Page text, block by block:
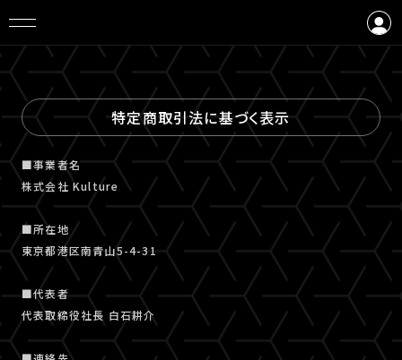
会員登録
特定商取引法に基づく表示
■事業者名
株式会社 Kulture
■所在地
東京都港区南青山5-4-31
■代表者
代表取締役社長 白石耕介